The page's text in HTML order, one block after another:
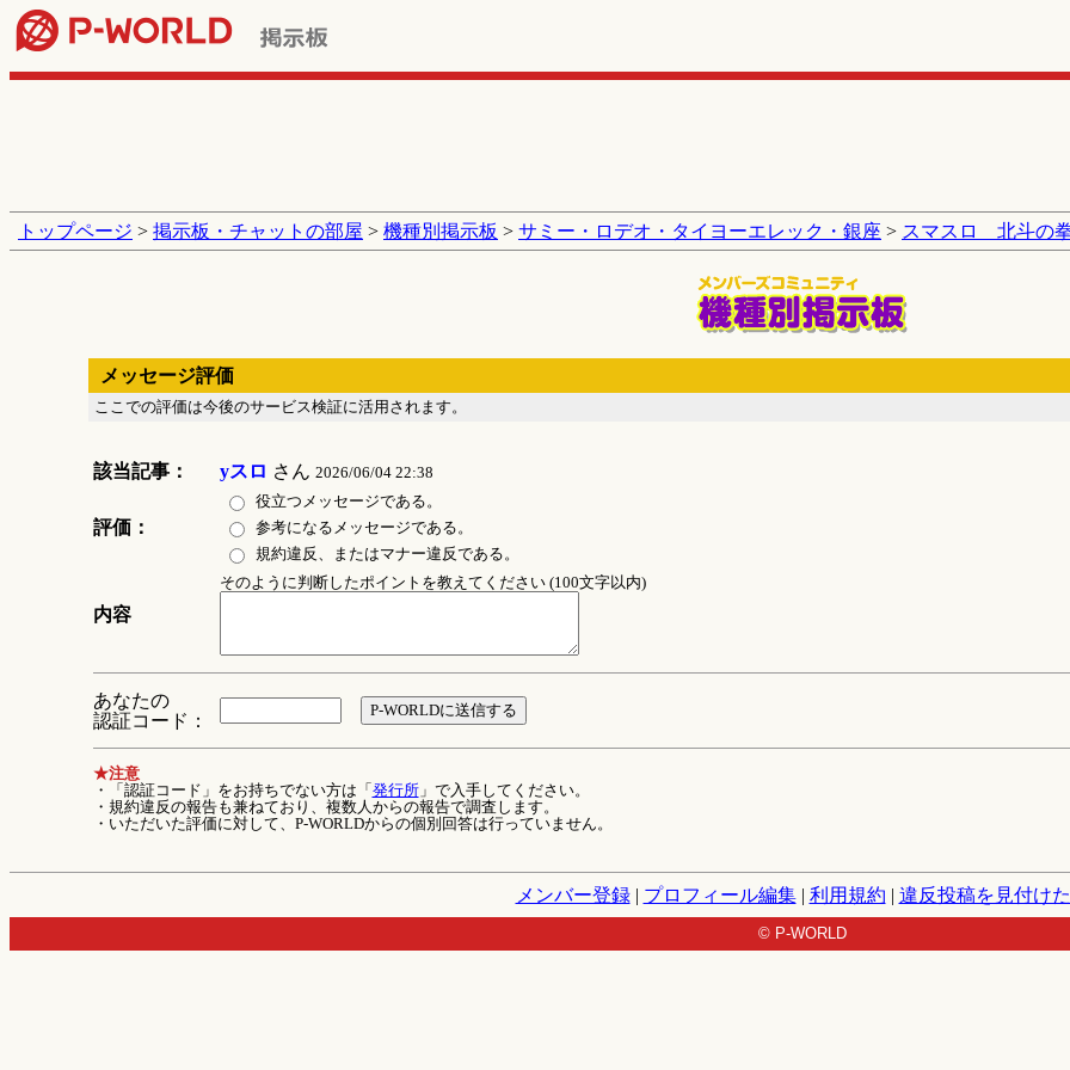
トップページ > 掲示板・チャットの部屋 > 機種別掲示板 > サミー・ロデオ・タイヨーエレック・銀座 > スマスロ 北斗の
メッセージ評価
ここでの評価は今後のサービス検証に活用されます。
該当記事： yスロ さん 2026/06/04 22:38
評価：
役立つメッセージである。
参考になるメッセージである。
規約違反、またはマナー違反である。
内容
そのように判断したポイントを教えてください (100文字以内)
あなたの
認証コード：
★注意
・「認証コード」をお持ちでない方は「 発行所」で入手してください。
・規約違反の報告も兼ねており、複数人からの報告で調査します。
・いただいた評価に対して、P-WORLDからの個別回答は行っていません。
メンバー登録| プロフィール編集| 利用規約 | 違反投稿を見付け
© P-WORLD